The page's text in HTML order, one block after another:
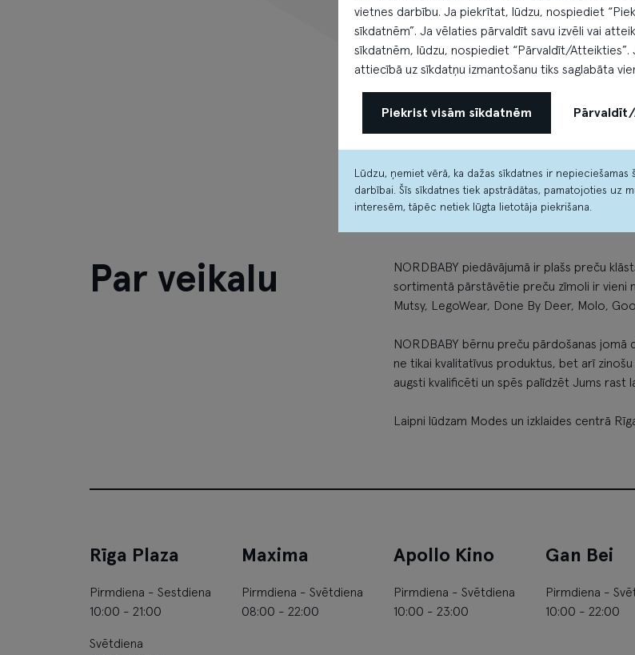
Par veikalu
NORDBABY piedāvājumā ir plašs preču
sortimentā pārstāvētie preču zīmoli ir vieni
Mutsy, LegoWear, Done By Deer, Molo,
NORDBABY bērnu preču pārdošanas jomā
ne tikai kvalitatīvus produktus, bet arī
augsti kvalificēti un spēs palīdzēt Jums rast
Laipni lūdzam Modes un izklaides centrā
Rīga Plaza
Pirmdiena - Sestdiena
10:00 - 21:00
Svētdiena
Maxima
Pirmdiena - Svētdiena
08:00 - 22:00
Apollo Kino
Pirmdiena - Svētdiena
10:00 - 23:00
Gan Bei
Pirmdiena -
10:00 - 22:00
vietnes darbību. Ja piekrītat, lūdzu, nospiediet
sīkdatnēm”. Ja vēlaties pārvaldīt savu izvēli vai
sīkdatnēm, lūdzu, nospiediet “Pārvaldīt/Atteikties”.
attiecībā uz sīkdatņu izmantošanu tiks saglabāta
Piekrist visām sīkdatnēm
Lūdzu, ņemiet vērā, ka dažas sīkdatnes ir nepieciešamas
darbībai. Šīs sīkdatnes tiek apstrādātas, pamatojoties uz
interesēm, tāpēc netiek lūgta lietotāja piekrišana.